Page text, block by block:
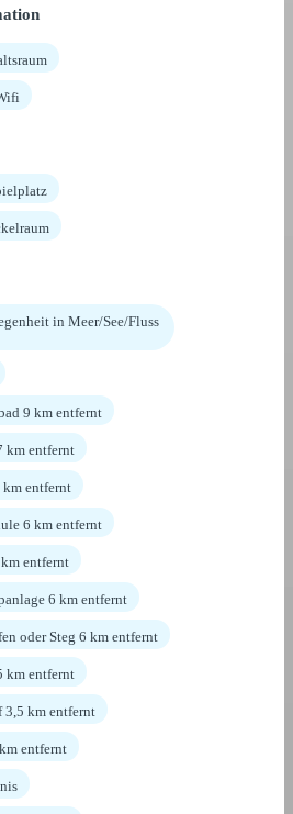
in Meer/See/Fluss
9 km entfernt
km entfernt
km entfernt
6 km entfernt
entfernt
6 km entfernt
oder Steg 6 km entfernt
km entfernt
km entfernt
entfernt